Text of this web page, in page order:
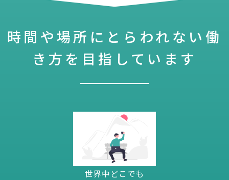
時間や場所にとらわれない働
き方を目指しています
世界中どこでも